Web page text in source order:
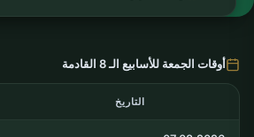
أوقات الجمعة للأسابيع الـ 8 القادمة
التاريخ